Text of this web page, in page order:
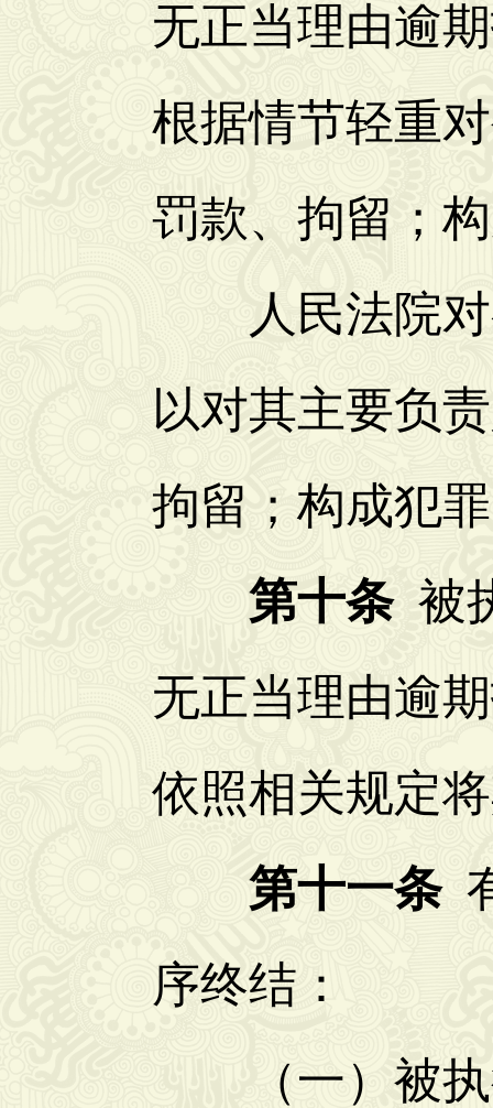
无正当理由逾
根据情节轻重
罚款、拘留；
人民法院对
以对其主要负
拘留；构成犯
第十条被
无正当理由逾
依照相关规定
第十一条
序终结：
（一）被执